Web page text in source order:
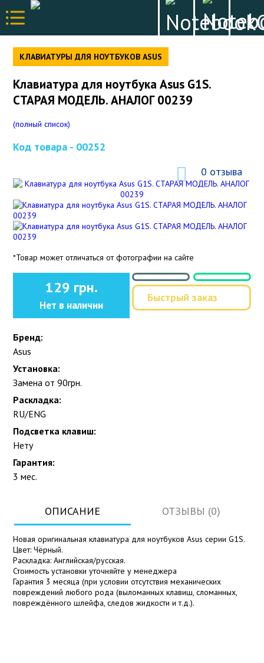
КЛАВИАТУРЫ ДЛЯ НОУТБУКОВ ASUS
Клавиатура для ноутбука Asus G1S.
СТАРАЯ МОДЕЛЬ. АНАЛОГ 00239
(полный список)
Код товара - 00252
0 отзыва
*Товар может отличаться от фотографии на сайте
129 грн.
Нет в наличии
Быстрый заказ
Бренд:
Asus
Установка:
Замена от 90грн.
Раскладка:
RU/ENG
Подсветка клавиш:
Нету
Гарантия:
3 мес.
ОПИСАНИЕ ОТЗЫВЫ (0)
Новая оригинальная клавиатура для ноутбуков Asus серии G1S.
Цвет: Чёрный.
Раскладка: Английская/русская.
Стоимость установки уточняйте у менеджера
Гарантия 3 месяца (при условии отсутствия механических
повреждений любого рода (выломанных клавиш, сломанных,
повреждённого шлейфа, следов жидкости и т.д.).